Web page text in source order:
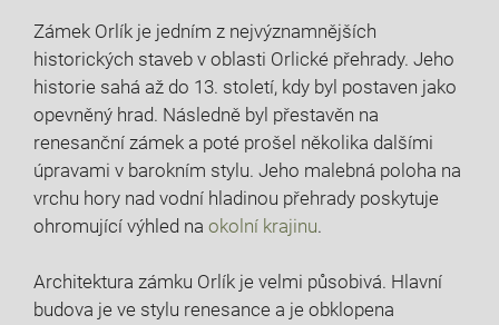
Zámek Orlík je jedním z nejvýznamnějších
historických staveb v oblasti Orlické přehrady. Jeho
historie sahá až do 13. století, kdy byl postaven jako
opevněný hrad. Následně byl přestavěn na
renesanční zámek a poté prošel několika dalšími
úpravami v barokním stylu. Jeho malebná poloha na
vrchu hory nad vodní hladinou přehrady poskytuje
ohromující výhled na okolní krajinu.
Architektura zámku Orlík je velmi působivá. Hlavní
budova je ve stylu renesance a je obklopena